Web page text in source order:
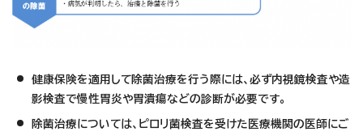
健康保険を適用して除菌治療を行う 際には、必ず内視鏡検査や造
影検査で慢性胃炎や胃潰瘍などの診断が必要です。
除菌治療については、ピロリ菌検査を受けた医療機関の医師にご